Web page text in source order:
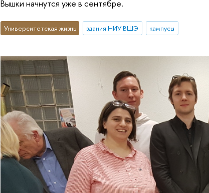
Вышки начнутся уже в сентябре.
Университетская жизнь здания НИУ ВШЭ кампусы